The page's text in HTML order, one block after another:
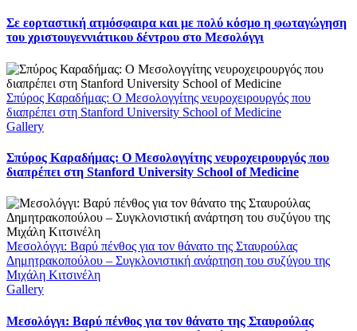
Σε εορταστική ατμόσφαιρα και με πολύ κόσμο η φωταγώγηση
του χριστουγεννιάτικου δέντρου στο Μεσολόγγι
Σπύρος Καραδήμας: Ο Μεσολογγίτης νευροχειρουργός που
διαπρέπει στη Stanford University School of Medicine
Gallery
Σπύρος Καραδήμας: Ο Μεσολογγίτης νευροχειρουργός που
διαπρέπει στη Stanford University School of Medicine
Μεσολόγγι: Βαρύ πένθος για τον θάνατο της Σταυρούλας
Δημητρακοπούλου – Συγκλονιστική ανάρτηση του συζύγου της
Μιχάλη Κιτσινέλη
Gallery
Μεσολόγγι: Βαρύ πένθος για τον θάνατο της Σταυρούλας